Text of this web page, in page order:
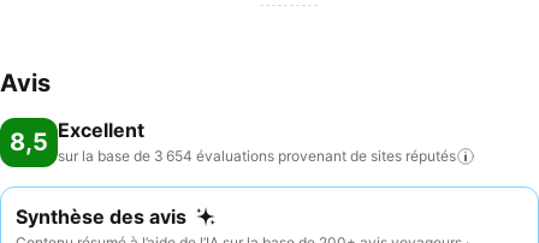
Avis
8,5 Excellent
sur la base de 3 654 évaluations provenant de sites réputés
Synthèse des avis